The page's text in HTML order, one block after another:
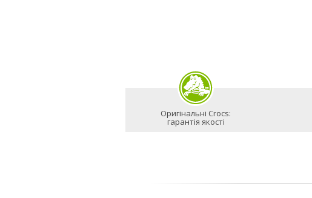
Оригінальні Crocs:
гарантія якості